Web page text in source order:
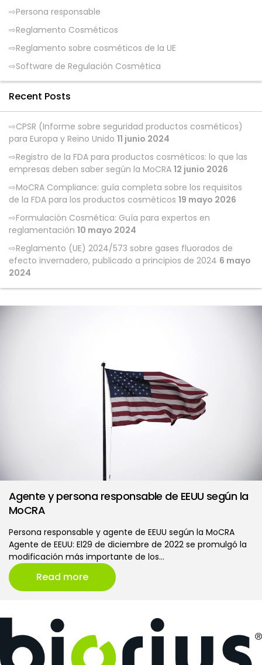
Agente y persona responsable de EEUU según la
MoCRA
Persona responsable y agente de EEUU según la MoCRA
Agente de EEUU: El29 de diciembre de 2022 se promulgó la
modificación más importante de los…
Read more
Persona responsable
Reglamento Cosméticos
Reglamento sobre cosméticos de la UE
Software de Regulación Cosmética
Recent Posts
CPSR (Informe sobre seguridad productos cosméticos)
para Europa y Reino Unido 11 junio 2024
Registro de la FDA para productos cosméticos: lo que las
empresas deben saber según la MoCRA 12 junio 2026
MoCRA Compliance: guía completa sobre los requisitos
de la FDA para los productos cosméticos 19 mayo 2026
Formulación Cosmética: Guía para expertos en
reglamentación 10 mayo 2024
Reglamento (UE) 2024/573 sobre gases fluorados de
efecto invernadero, publicado a principios de 2024 6 mayo
2024